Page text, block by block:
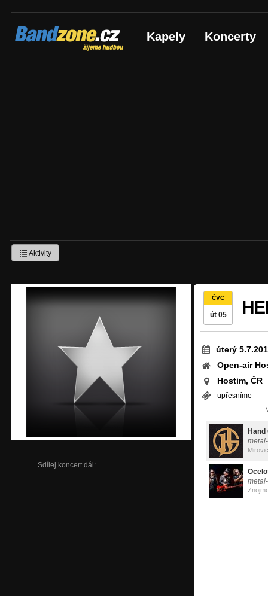
Bandzone.cz
žijeme hudbou Kapely Koncerty
Aktivity
Sdílej koncert dál:
ČVC
út 05
úterý
Open-air
Hostim, ČR
upřesníme
Hand